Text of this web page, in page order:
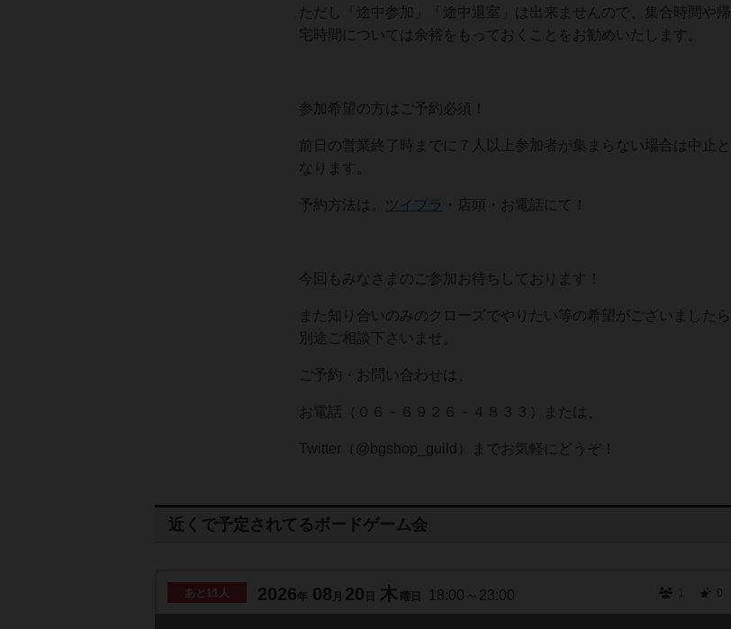
ただし「途中参加」「途中退室」は出来ませんので、集合時間や帰
宅時間については余裕をもっておくことをお勧めいたします。
参加希望の方はご予約必須！
前日の営業終了時までに７人以上参加者が集まらない場合は中止と
なります。
予約方法は。 ツイプラ ・店頭・お電話にて！
今回もみなさまのご参加お待ちしております！
また知り合いのみのクローズでやりたい等の希望がございましたら
別途ご相談下さいませ。
ご予約・お問い合わせは、
お電話（０６－６９２６－４８３３）または、
Twitter（@bgshop_guild）までお気軽にどうぞ！
近くで予定されてるボードゲーム会
あと 11人 2026年 08 月 20 木 曜日 18:00～23:00 1 0